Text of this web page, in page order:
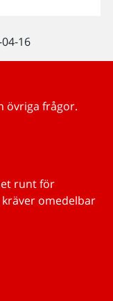
16
övriga frågor.
runt för
omedelbar